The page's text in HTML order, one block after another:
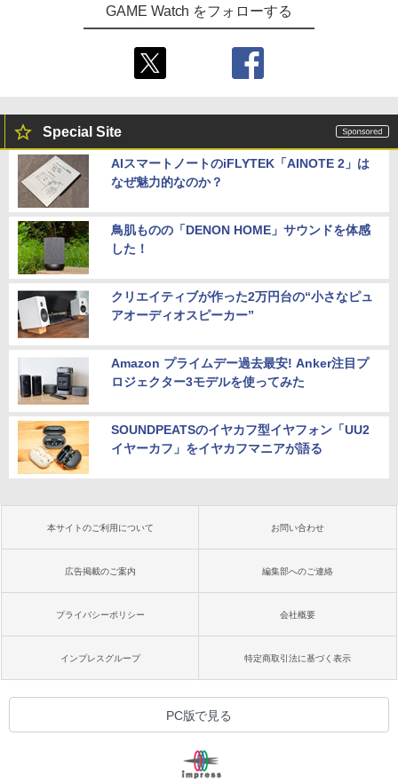
GAME Watch をフォローする
Special Site
AIスマートノートのiFLYTEK「AINOTE 2」は
なぜ魅力的なのか？
鳥肌ものの「DENON HOME」サウンドを体感
した！
クリエイティブが作った2万円台の“小さなピュ
アオーディオスピーカー”
Amazon プライムデー過去最安! Anker注目プ
ロジェクター3モデルを使ってみた
SOUNDPEATSのイヤカフ型イヤフォン「UU2
イヤーカフ」をイヤカフマニアが語る
本サイトのご利用について お問い合わせ
広告掲載のご案内 編集部へのご連絡
プライバシーポリシー 会社概要
インプレスグループ 特定商取引法に基づく表示
PC版で見る